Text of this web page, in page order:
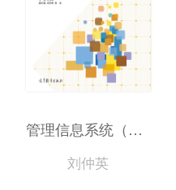
管理信息系统（第3版）
刘仲英